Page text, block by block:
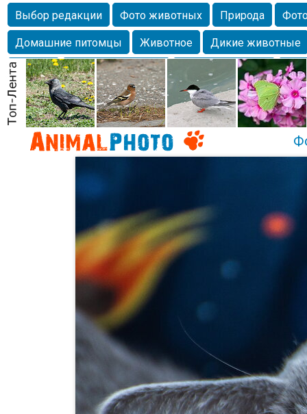
Выбор редакции Фото животных Природа
Домашние питомцы
Животное
Дикие животные
Собаки
Alexanderandronik Млекопитающие
Морда
Собачка Осень Портрет
Домашние
Насекомое
Коты Lebert Дикие птицы Утка